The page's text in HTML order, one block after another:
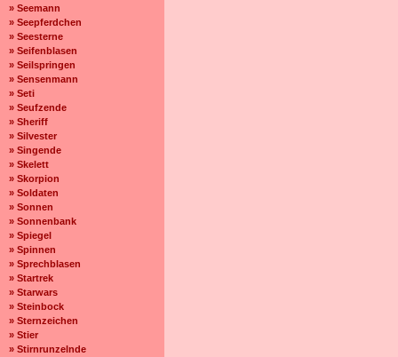
» Seemann
» Seepferdchen
» Seesterne
» Seifenblasen
» Seilspringen
» Sensenmann
» Seti
» Seufzende
» Sheriff
» Silvester
» Singende
» Skelett
» Skorpion
» Soldaten
» Sonnen
» Sonnenbank
» Spiegel
» Spinnen
» Sprechblasen
» Startrek
» Starwars
» Steinbock
» Sternzeichen
» Stier
» Stirnrunzelnde